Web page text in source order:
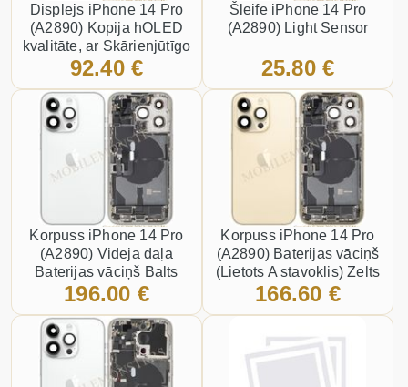
Displejs iPhone 14 Pro
(A2890) Kopija hOLED
kvalitāte, ar Skārienjūtīgo
stiklu un apkart ramiti
92.40 €
Šleife iPhone 14 Pro
(A2890) Light Sensor
25.80 €
Korpuss iPhone 14 Pro
(A2890) Videja daļa
Baterijas vāciņš Balts
196.00 €
Korpuss iPhone 14 Pro
(A2890) Baterijas vāciņš
(Lietots A stavoklis) Zelts
166.60 €